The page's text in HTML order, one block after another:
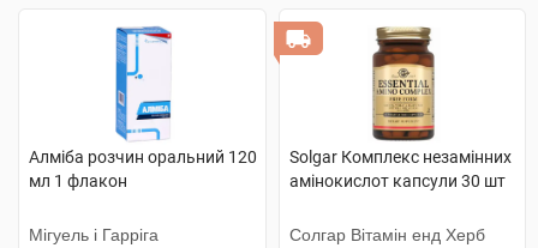
Алміба розчин оральний 120
мл 1 флакон
Мігуель і Гарріга
Solgar Комплекс незамінних
амінокислот капсули 30 шт
Солгар Вітамін енд Херб